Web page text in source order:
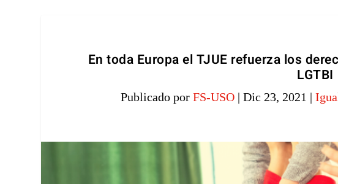
En toda Europa el TJUE refuerza los
LGTBI
Publicado por FS-USO| Dic 23, 2021 |